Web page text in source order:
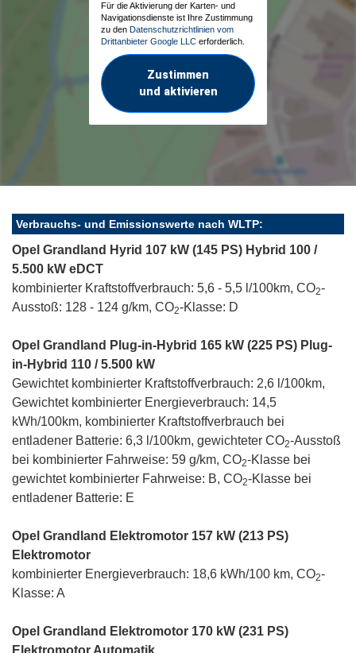
Für die Aktivierung der Karten- und
Navigationsdienste ist Ihre Zustimmung
zu den Datenschutzrichtlinien vom
Drittanbieter Google LLC erforderlich.
Zustimmen
und aktivieren
Verbrauchs- und Emissionswerte nach WLTP:
Opel Grandland Hyrid 107 kW (145 PS) Hybrid 100 /
5.500 kW eDCT
kombinierter Kraftstoffverbrauch: 5,6 - 5,5 l/100km, CO2-
Ausstoß: 128 - 124 g/km, CO2-Klasse: D
Opel Grandland Plug-in-Hybrid 165 kW (225 PS) Plug-
in-Hybrid 110 / 5.500 kW
Gewichtet kombinierter Kraftstoffverbrauch: 2,6 l/100km,
Gewichtet kombinierter Energieverbrauch: 14,5
kWh/100km, kombinierter Kraftstoffverbrauch bei
entladener Batterie: 6,3 l/100km, gewichteter CO2-Ausstoß
bei kombinierter Fahrweise: 59 g/km, CO2-Klasse bei
gewichtet kombinierter Fahrweise: B, CO2-Klasse bei
entladener Batterie: E
Opel Grandland Elektromotor 157 kW (213 PS)
Elektromotor
kombinierter Energieverbrauch: 18,6 kWh/100 km, CO2-
Klasse: A
Opel Grandland Elektromotor 170 kW (231 PS)